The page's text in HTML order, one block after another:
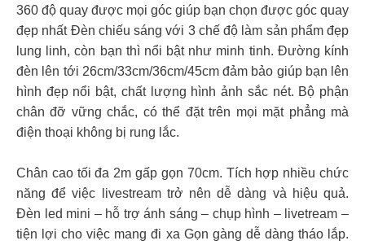
360 độ quay được mọi góc giúp bạn chọn được góc quay
đẹp nhất Đèn chiếu sáng với 3 chế độ làm sản phẩm đẹp
lung linh, còn bạn thì nổi bật như minh tinh. Đường kính
đèn lên tới 26cm/33cm/36cm/45cm đảm bảo giúp bạn lên
hình đẹp nổi bật, chất lượng hình ảnh sắc nét. Bộ phận
chân đỡ vững chắc, có thể đặt trên mọi mặt phẳng mà
điện thoại không bị rung lắc.
Chân cao tối đa 2m gấp gọn 70cm. Tích hợp nhiều chức
năng để việc livestream trở nên dễ dàng và hiệu quả.
Đèn led mini – hỗ trợ ánh sáng – chụp hình – livetream –
tiện lợi cho việc mang đi xa Gọn gàng dễ dàng tháo lắp.